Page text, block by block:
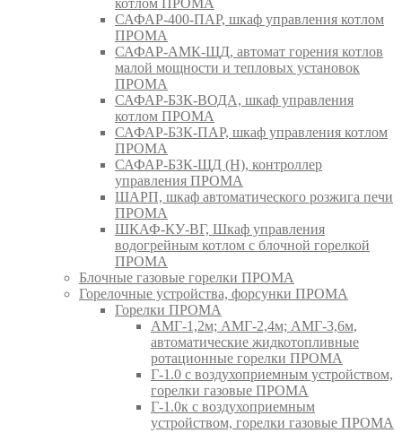
САФАР-400-ПАР, шкаф управления котлом
ПРОМА
САФАР-АМК-ЩД, автомат горения котлов
малой мощности и тепловых установок
ПРОМА
САФАР-БЗК-ВОДА, шкаф управления
котлом ПРОМА
САФАР-БЗК-ПАР, шкаф управления котлом
ПРОМА
САФАР-БЗК-ЩД (Н), контроллер
управления ПРОМА
ШАРП, шкаф автоматического розжига печи
ПРОМА
ШКАФ-КУ-ВГ, Шкаф управления
водогрейным котлом с блочной горелкой
ПРОМА
Блочные газовые горелки ПРОМА
Горелочные устройства, форсунки ПРОМА
Горелки ПРОМА
АМГ-1,2м; АМГ-2,4м; АМГ-3,6м,
автоматические жидкотопливные
ротационные горелки ПРОМА
Г-1.0 с воздухоприемным устройством,
горелки газовые ПРОМА
Г-1.0к с воздухоприемным
устройством, горелки газовые ПРОМА